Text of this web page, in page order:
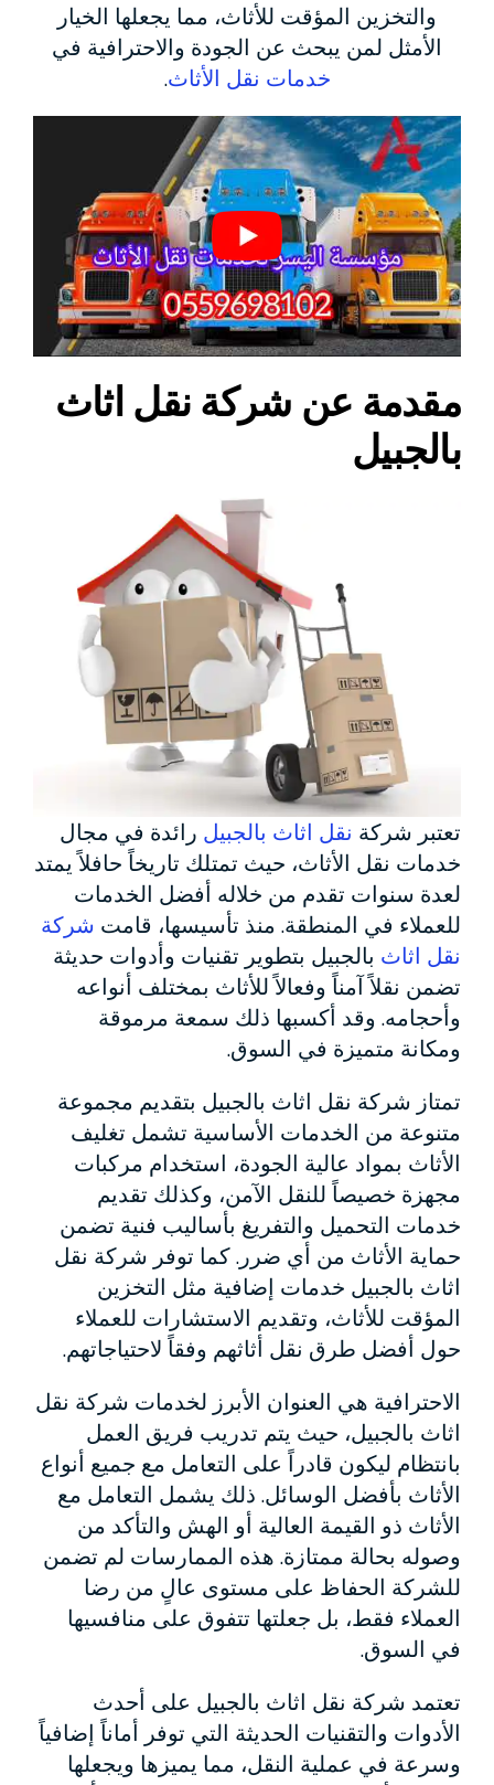
والتخزين المؤقت للأثاث، مما يجعلها الخيار
الأمثل لمن يبحث عن الجودة والاحترافية في
خدمات نقل الأثاث.
مقدمة عن شركة نقل اثاث
بالجبيل
تعتبر شركة نقل اثاث بالجبيل رائدة في مجال
خدمات نقل الأثاث، حيث تمتلك تاريخاً حافلاً يمتد
لعدة سنوات تقدم من خلاله أفضل الخدمات
للعملاء في المنطقة. منذ تأسيسها، قامت شركة
نقل اثاث بالجبيل بتطوير تقنيات وأدوات حديثة
تضمن نقلاً آمناً وفعالاً للأثاث بمختلف أنواعه
وأحجامه. وقد أكسبها ذلك سمعة مرموقة
ومكانة متميزة في السوق.
تمتاز شركة نقل اثاث بالجبيل بتقديم مجموعة
متنوعة من الخدمات الأساسية تشمل تغليف
الأثاث بمواد عالية الجودة، استخدام مركبات
مجهزة خصيصاً للنقل الآمن، وكذلك تقديم
خدمات التحميل والتفريغ بأساليب فنية تضمن
حماية الأثاث من أي ضرر. كما توفر شركة نقل
اثاث بالجبيل خدمات إضافية مثل التخزين
المؤقت للأثاث، وتقديم الاستشارات للعملاء
حول أفضل طرق نقل أثاثهم وفقاً لاحتياجاتهم.
الاحترافية هي العنوان الأبرز لخدمات شركة نقل
اثاث بالجبيل، حيث يتم تدريب فريق العمل
بانتظام ليكون قادراً على التعامل مع جميع أنواع
الأثاث بأفضل الوسائل. ذلك يشمل التعامل مع
الأثاث ذو القيمة العالية أو الهش والتأكد من
وصوله بحالة ممتازة. هذه الممارسات لم تضمن
للشركة الحفاظ على مستوى عالٍ من رضا
العملاء فقط، بل جعلتها تتفوق على منافسيها
في السوق.
تعتمد شركة نقل اثاث بالجبيل على أحدث
الأدوات والتقنيات الحديثة التي توفر أماناً إضافياً
وسرعة في عملية النقل، مما يميزها ويجعلها